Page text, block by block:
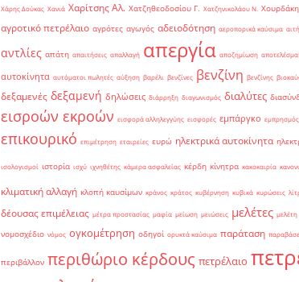
Χάρης Δούκας Χανιά Χαρίτσης Αλ. Χατζηθεοδοσίου Γ. Χατζηνικολάου Ν.
αγροτικό πετρέλαιο αγρότες αγωγός αδειοδότηση αεροπορικά καύσιμα
αντλίες απάτη απαιτήσεις απαλλαγή απεργία αποζημίωση
αυτοκίνητα αυτόματοι πωλητές αύξηση βαρέλι βενζίνες βενζίνη βενζίνης
δεξαμενές δεξαμενή δηλώσεις διάρρηξη διαγωνισμός διαλύτες
εισροών εκροών εισφορά αλληλεγγύης εισφορές εμπάργκο εμπρησμός
επικουρικό επιμέτρηση εταιρείες ευρώ ηλεκτρικά αυτοκίνητα
ισολογισμοί ιστορία ισχύ ιχνηθέτης κάμερα ασφαλείας κέρδη κίνητρα κακοκαιρία
κλιματική αλλαγή κλοπή καυσίμων κράνος κράτος κυβέρνηση κυβικά κυρώσεις
δέουσας επιμέλειας μέτρα προστασίας μαφία μείωση μειώσεις μελέτες μελέτη
νομοσχέδιο νόμος ογκομέτρηση οδηγοί ορυκτά καύσιμα παράταση
περιβάλλον περιθώριο κέρδους πετρέλαιο